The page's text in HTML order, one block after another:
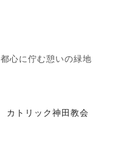
都心に佇む憩いの緑地
カトリック神田教会